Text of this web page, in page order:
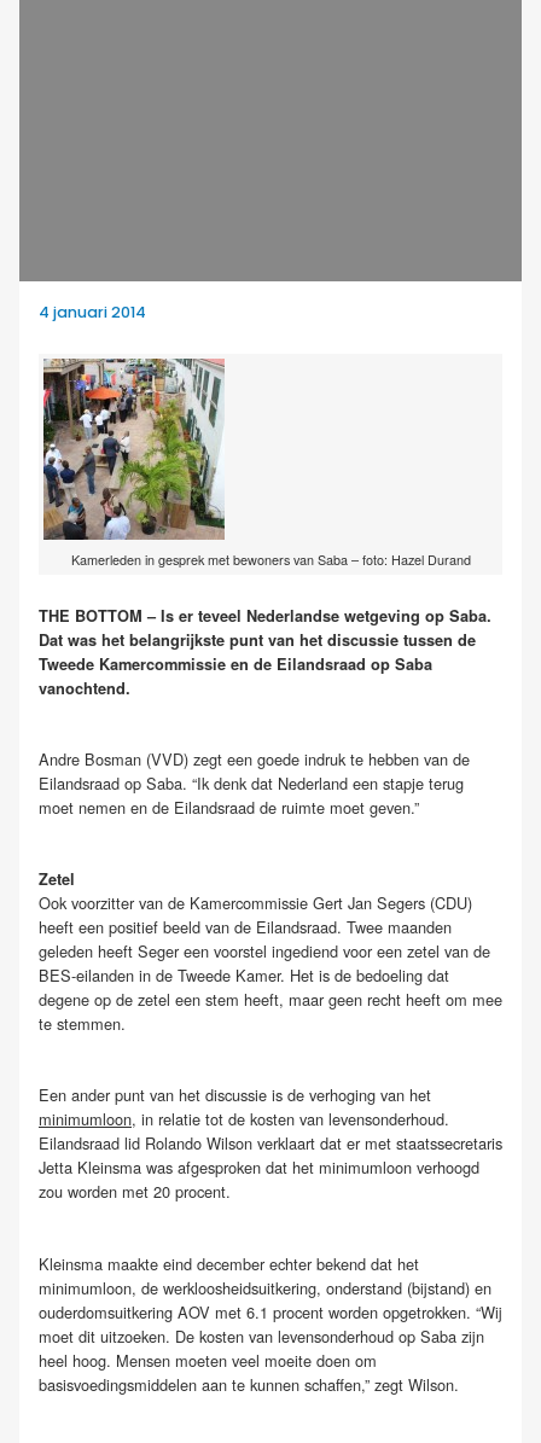
4 januari 2014
Kamerleden in gesprek met bewoners van Saba – foto: Hazel Durand
THE BOTTOM – Is er teveel Nederlandse wetgeving op Saba.
Dat was het belangrijkste punt van het discussie tussen de
Tweede Kamercommissie en de Eilandsraad op Saba
vanochtend.
Andre Bosman (VVD) zegt een goede indruk te hebben van de
Eilandsraad op Saba. “Ik denk dat Nederland een stapje terug
moet nemen en de Eilandsraad de ruimte moet geven.”
Zetel
Ook voorzitter van de Kamercommissie Gert Jan Segers (CDU)
heeft een positief beeld van de Eilandsraad. Twee maanden
geleden heeft Seger een voorstel ingediend voor een zetel van de
BES-eilanden in de Tweede Kamer. Het is de bedoeling dat
degene op de zetel een stem heeft, maar geen recht heeft om mee
te stemmen.
Een ander punt van het discussie is de verhoging van het
minimumloon, in relatie tot de kosten van levensonderhoud.
Eilandsraad lid Rolando Wilson verklaart dat er met staatssecretaris
Jetta Kleinsma was afgesproken dat het minimumloon verhoogd
zou worden met 20 procent.
Kleinsma maakte eind december echter bekend dat het
minimumloon, de werkloosheidsuitkering, onderstand (bijstand) en
ouderdomsuitkering AOV met 6.1 procent worden opgetrokken. “Wij
moet dit uitzoeken. De kosten van levensonderhoud op Saba zijn
heel hoog. Mensen moeten veel moeite doen om
basisvoedingsmiddelen aan te kunnen schaffen,” zegt Wilson.